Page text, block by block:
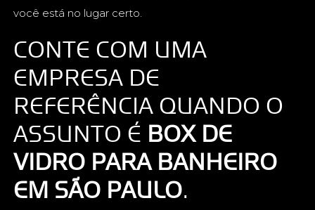
você está no lugar certo.
CONTE COM UMA
EMPRESA DE
REFERÊNCIA QUANDO O
ASSUNTO É BOX DE
VIDRO PARA BANHEIRO
EM SÃO PAULO.